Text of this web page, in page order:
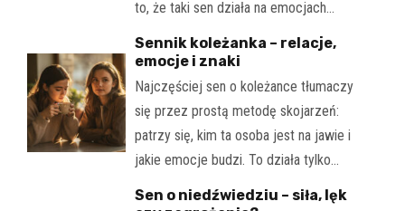
to, że taki sen działa na emocjach…
Sennik koleżanka – relacje,
emocje i znaki
Najczęściej sen o koleżance tłumaczy
się przez prostą metodę skojarzeń:
patrzy się, kim ta osoba jest na jawie i
jakie emocje budzi. To działa tylko…
Sen o niedźwiedziu – siła, lęk